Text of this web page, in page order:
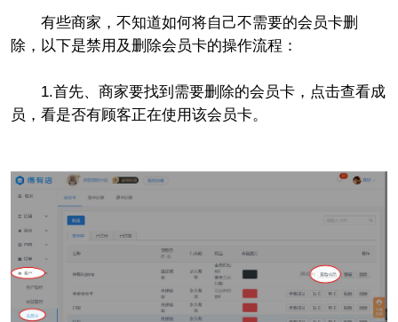
有些商家，不知道如何将自己不需要的会员卡删
除，以下是禁用及删除会员卡的操作流程：
1.首先、商家要找到需要删除的会员卡，点击查看成
员，看是否有顾客正在使用该会员卡。